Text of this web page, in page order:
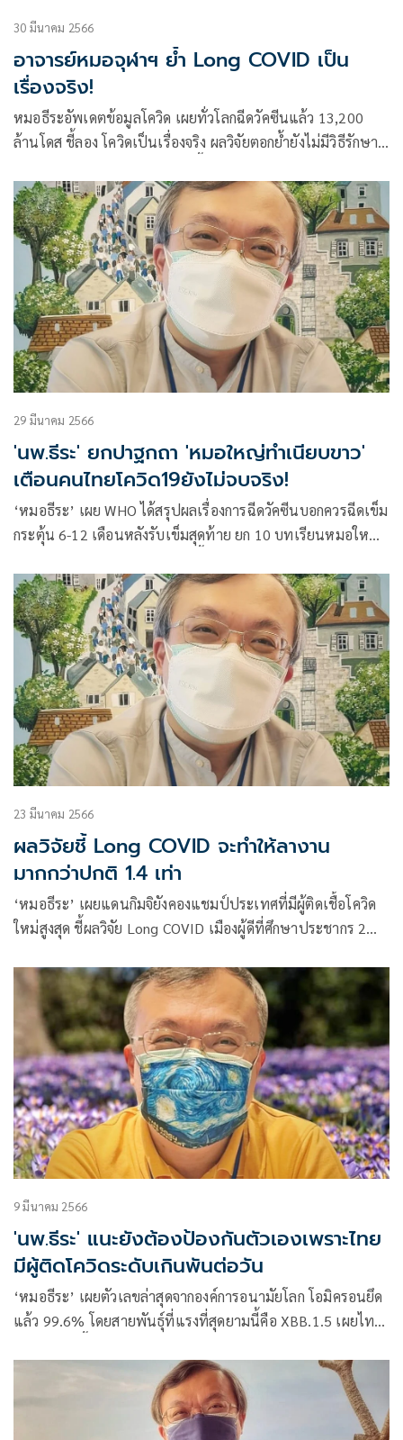
30 มีนาคม 2566
อาจารย์หมอจุฬาฯ ย้ำ Long COVID เป็น
เรื่องจริง!
หมอธีระอัพเดตข้อมูลโควิด เผยทั่วโลกฉีดวัคซีนแล้ว 13,200
ล้านโดส ชี้ลอง โควิดเป็นเรื่องจริง ผลวิจัยตอกย้ำยังไม่มีวิธีรักษา
29 มีนาคม 2566
'นพ.ธีระ' ยกปาฐกถา 'หมอใหญ่ทำเนียบขาว'
เตือนคนไทยโควิด19ยังไม่จบจริง!
‘หมอธีระ’ เผย WHO ได้สรุปผลเรื่องการฉีดวัคซีนบอกควรฉีดเข็ม
กระตุ้น 6-12 เดือนหลังรับเข็มสุดท้าย ยก 10 บทเรียนหมอใหญ่
23 มีนาคม 2566
ผลวิจัยชี้ Long COVID จะทำให้ลางาน
มากกว่าปกติ 1.4 เท่า
‘หมอธีระ’ เผยแดนกิมจิยังคองแชมป์ประเทศที่มีผู้ติดเชื้อโควิด
ใหม่สูงสุด ชี้ผลวิจัย Long COVID เมืองผู้ดีที่ศึกษาประชากร 2
9 มีนาคม 2566
'นพ.ธีระ' แนะยังต้องป้องกันตัวเองเพราะไทย
มีผู้ติดโควิดระดับเกินพันต่อวัน
‘หมอธีระ’ เผยตัวเลขล่าสุดจากองค์การอนามัยโลก โอมิครอนยึด
แล้ว 99.6% โดยสายพันธุ์ที่แรงที่สุดยามนี้คือ XBB.1.5 เผยไทย